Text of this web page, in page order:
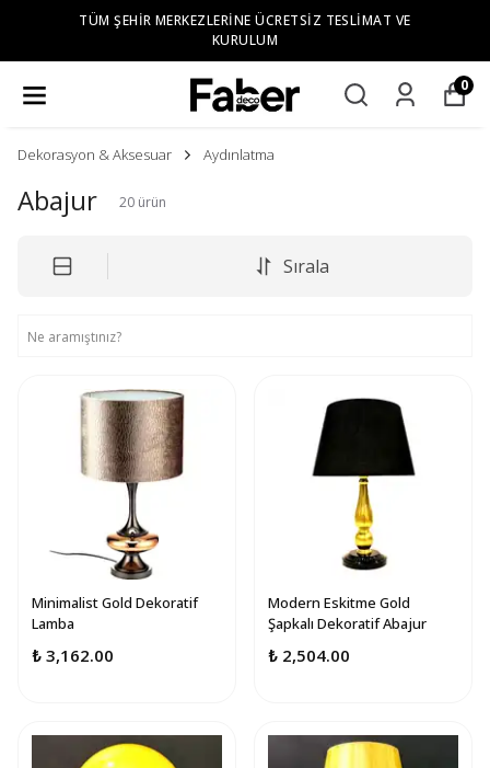
TÜM ŞEHIR MERKEZLERINE ÜCRETSIZ TESLIMAT VE
KURULUM
0
Dekorasyon & Aksesuar Aydınlatma
Abajur 20 ürün
Sırala
Minimalist Gold Dekoratif
Lamba
₺ 3,162.00
Modern Eskitme Gold
Şapkalı Dekoratif Abajur
₺ 2,504.00